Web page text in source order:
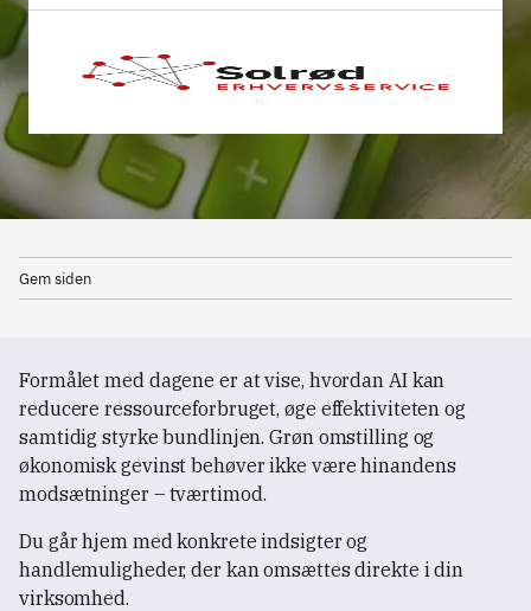
Gem siden
Formålet med dagene er at vise, hvordan AI kan
reducere ressourceforbruget, øge effektiviteten og
samtidig styrke bundlinjen. Grøn omstilling og
økonomisk gevinst behøver ikke være hinandens
modsætninger – tværtimod.
Du går hjem med konkrete indsigter og
handlemuligheder, der kan omsættes direkte i din
virksomhed.